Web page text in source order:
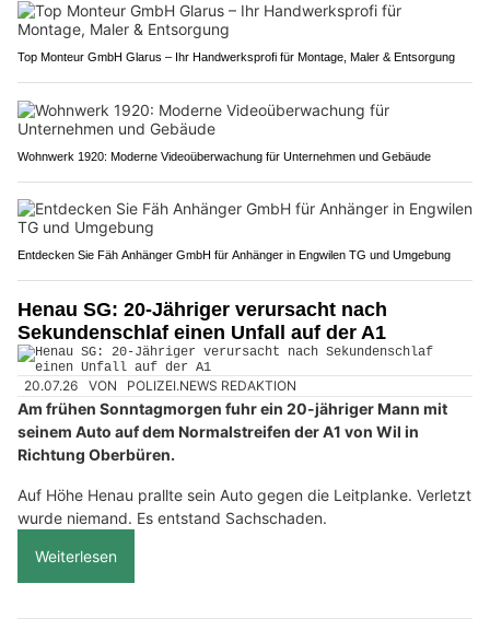
Top Monteur GmbH Glarus – Ihr Handwerksprofi für Montage, Maler & Entsorgung
Wohnwerk 1920: Moderne Videoüberwachung für Unternehmen und Gebäude
Entdecken Sie Fäh Anhänger GmbH für Anhänger in Engwilen TG und Umgebung
Henau SG: 20-Jähriger verursacht nach
Sekundenschlaf einen Unfall auf der A1
20.07.26 VON POLIZEI.NEWS REDAKTION
Am frühen Sonntagmorgen fuhr ein 20-jähriger Mann mit
seinem Auto auf dem Normalstreifen der A1 von Wil in
Richtung Oberbüren.
Auf Höhe Henau prallte sein Auto gegen die Leitplanke. Verletzt
wurde niemand. Es entstand Sachschaden.
Weiterlesen